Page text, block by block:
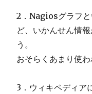
2．Nagiosグラフと
ど、いかんせん情
う。
おそらくあまり使わ
3．ウィキペディア